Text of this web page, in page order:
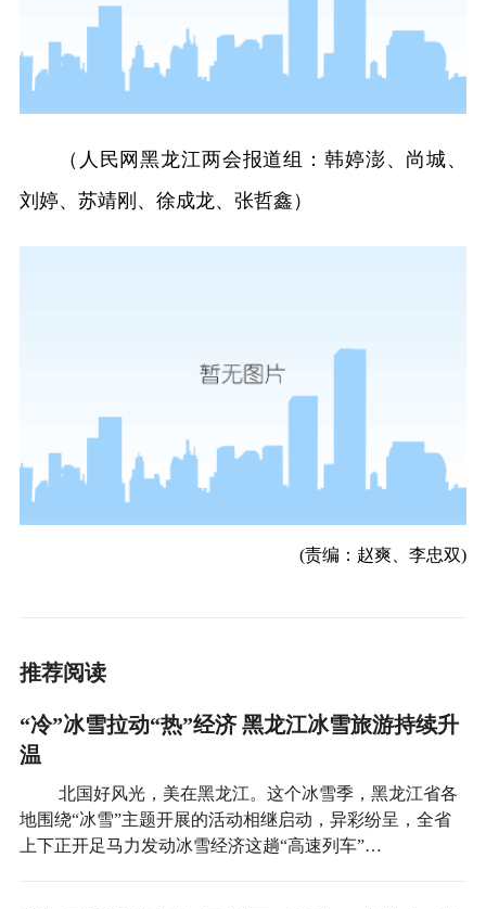
（人民网黑龙江两会报道组：韩婷澎、尚城、
刘婷、苏靖刚、徐成龙、张哲鑫）
(责编：赵爽、李忠双)
推荐阅读
“冷”冰雪拉动“热”经济 黑龙江冰雪旅游持续升
温
北国好风光，美在黑龙江。这个冰雪季，黑龙江省各
地围绕“冰雪”主题开展的活动相继启动，异彩纷呈，全省
上下正开足马力发动冰雪经济这趟“高速列车”…